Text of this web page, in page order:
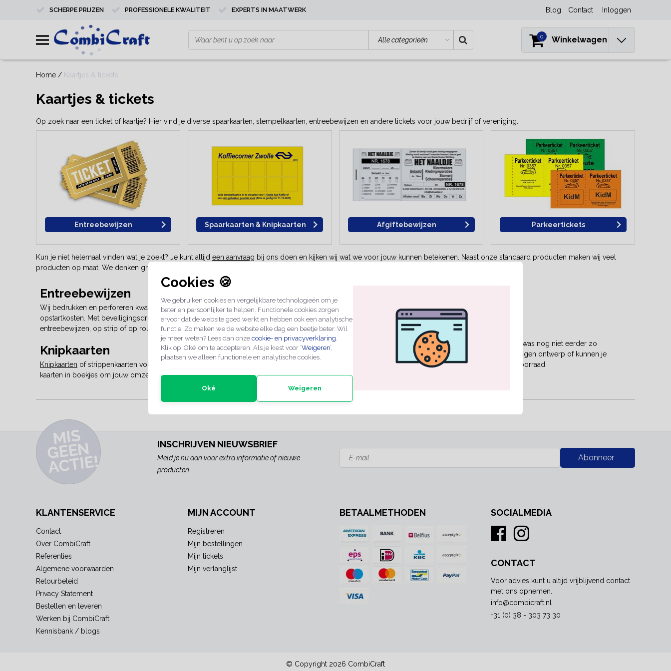
Cookies 🍪
We gebruiken cookies en vergelijkbare technologieën om je
beter en persoonlijker te helpen. Functionele cookies zorgen
ervoor dat de website goed werkt en hebben ook een analytische
functie. Zo maken we de website elke dag een beetje beter. Wil
je meer weten? Lees dan onze cookie- en privacyverklaring
Klik op ‘Oké’ om te accepteren. Als je kiest voor ‘Weigeren’,
plaatsen we alleen functionele en analytische cookies.
Oké Weigeren
SCHERPE PRIJZEN PROFESSIONELE KWALITEIT EXPERTS IN MAATWERK Blog Contact Inloggen
0 Winkelwagen
Home / Kaartjes & tickets
Kaartjes & tickets
Op zoek naar een ticket of kaartje? Hier vind je diverse spaarkaarten, stempelkaarten, entreebewijzen en andere tickets voor jouw bedrijf of vereniging.
Entreebewijzen Spaarkaarten & Knipkaarten Afgiftebewijzen Parkeertickets
Kun je niet helemaal vinden wat je zoekt? Je kunt altijd een aanvraag bij ons doen en kijken wij wat we voor jouw kunnen betekenen. Naast onze standaard producten maken wij veel
producten op maat. We denken graag mee in oplossingen!
Entreebewijzen
Wij bedrukken en perforeren kwalitatieveentreekaarten en entreebewijzen. En dat zonder
opstartkosten. Met beveiligingsdruk, UV druk of extra perforaties. We hebben losse
entreebewijzen, op strip of op rol.
Knipkaarten
Knipkaarten of strippenkaarten volledig in jouw eigen huisstijl. Wij maken losse kaarten of
kaarten in boekjes om jouw omzet een boost te geven.
in jouw eigen huisstijl en ontwerp.
Parkeertickets
met extra perforaties. Jouw parkeerterrein was nog niet eerder zo
georganiseerd. Wij bedrukken parkeertickets met jouw eigen ontwerp of kunnen je
voorzien van standaard parkeerbonnen direct uit onze voorraad.
MI
S
G
E
E
N
A
C
TI
E!
INSCHRIJVEN NIEUWSBRIEF
Meld je nu aan voor extra informatie of nieuwe
producten
Abonneer
KLANTENSERVICE
Contact
Over CombiCraft
Referenties
Algemene voorwaarden
Retourbeleid
Privacy Statement
Bestellen en leveren
Werken bij CombiCraft
Kennisbank / blogs
MIJN ACCOUNT
Registreren
Mijn bestellingen
Mijn tickets
Mijn verlanglijst
BETAALMETHODEN SOCIALMEDIA
CONTACT
Voor advies kunt u altijd vrijblijvend contact
met ons opnemen.
info@combicraft.nl
+31 (0) 38 - 303 73 30
© Copyright 2026 CombiCraft